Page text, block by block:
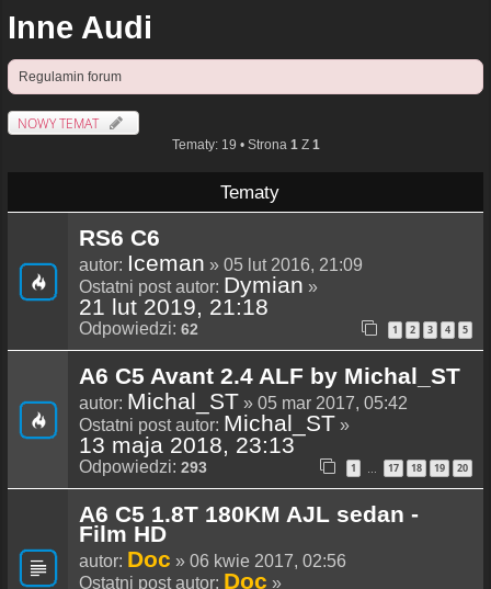
Inne Audi
Regulamin forum
NOWY TEMAT
Tematy: 19 • Strona 1Z 1
Tematy
RS6 C6
autor: Iceman » 05 lut 2016, 21:09
Ostatni post autor: Dymian »
21 lut 2019, 21:18
Odpowiedzi: 62 1 2 3 4 5
A6 C5 Avant 2.4 ALF by Michal_ST
autor: Michal_ST » 05 mar 2017, 05:42
Ostatni post autor: Michal_ST »
13 maja 2018, 23:13
Odpowiedzi: 293 1 … 17 18 19 20
A6 C5 1.8T 180KM AJL sedan -
Film HD
autor: Doc » 06 kwie 2017, 02:56
Ostatni post autor: Doc »